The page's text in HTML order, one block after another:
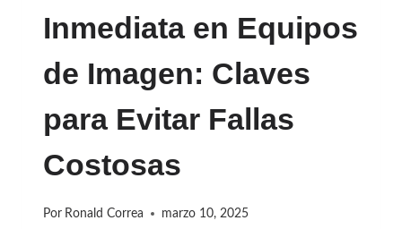
GARANTIZA
SEGURIDAD
RENDIMIENTO
Inmediata en Equipos
de Imagen: Claves
para Evitar Fallas
Costosas
Por Ronald Correa marzo 10, 2025